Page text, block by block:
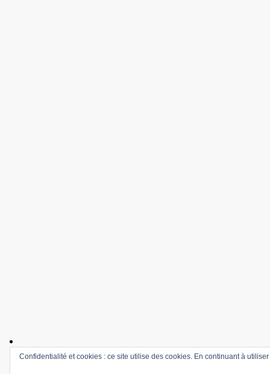
Confidentialité et cookies : ce site utilise des cookies. En continuant à